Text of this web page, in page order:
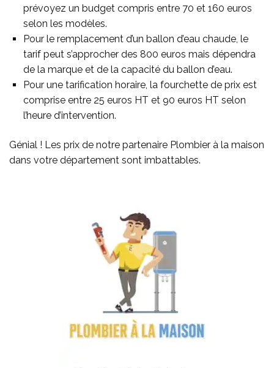
prévoyez un budget compris entre 70 et 160 euros
selon les modèles.
Pour le remplacement d’un ballon d’eau chaude, le
tarif peut s’approcher des 800 euros mais dépendra
de la marque et de la capacité du ballon d’eau.
Pour une tarification horaire, la fourchette de prix est
comprise entre 25 euros HT et 90 euros HT selon
l’heure d’intervention.
Génial ! Les prix de notre partenaire Plombier à la maison
dans votre département sont imbattables.